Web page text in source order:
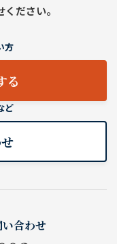
ださい。
方
る
ど
合わせ